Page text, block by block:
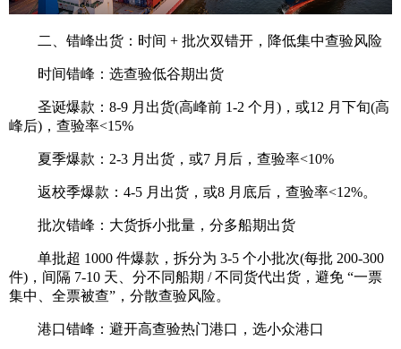
二、错峰出货：时间 + 批次双错开，降低集中查验风险
时间错峰：选查验低谷期出货
圣诞爆款：8-9 月出货(高峰前 1-2 个月)，或12 月下旬(高
峰后)，查验率<15%
夏季爆款：2-3 月出货，或7 月后，查验率<10%
返校季爆款：4-5 月出货，或8 月底后，查验率<12%。
批次错峰：大货拆小批量，分多船期出货
单批超 1000 件爆款，拆分为 3-5 个小批次(每批 200-300
件)，间隔 7-10 天、分不同船期 / 不同货代出货，避免 “一票
集中、全票被查”，分散查验风险。
港口错峰：避开高查验热门港口，选小众港口